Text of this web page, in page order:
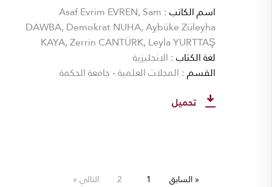
اسم الكاتب Asaf Evrim EVREN, Sam
DAWBA, Demokrat NUHA, Aybüke Züleyha
KAYA, Zerrin CANTÜRK, Leyla YURTTAŞ
لغة الكتاب الانجليزية
القسم المجلات العلمية - جامعة الحكمة
تحميل
« السابق 1
2 التالي »